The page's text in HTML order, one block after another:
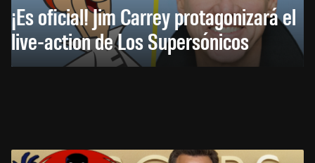
¡Es oficial! Jim Carrey protagonizará el
live-action de Los Supersónicos